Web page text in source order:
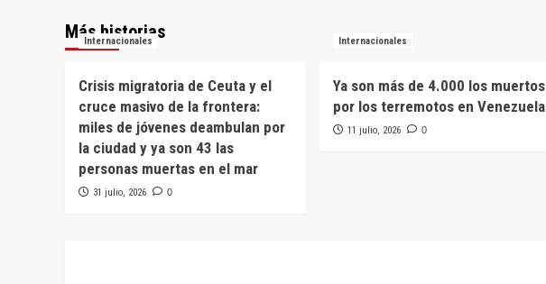
Más historias
Internacionales
Crisis migratoria de Ceuta y el
cruce masivo de la frontera:
miles de jóvenes deambulan por
la ciudad y ya son 43 las
personas muertas en el mar
31 julio, 2026 0
Internacionales
Ya son más de 4.000 los muertos
por los terremotos en Venezuela
11 julio, 2026 0